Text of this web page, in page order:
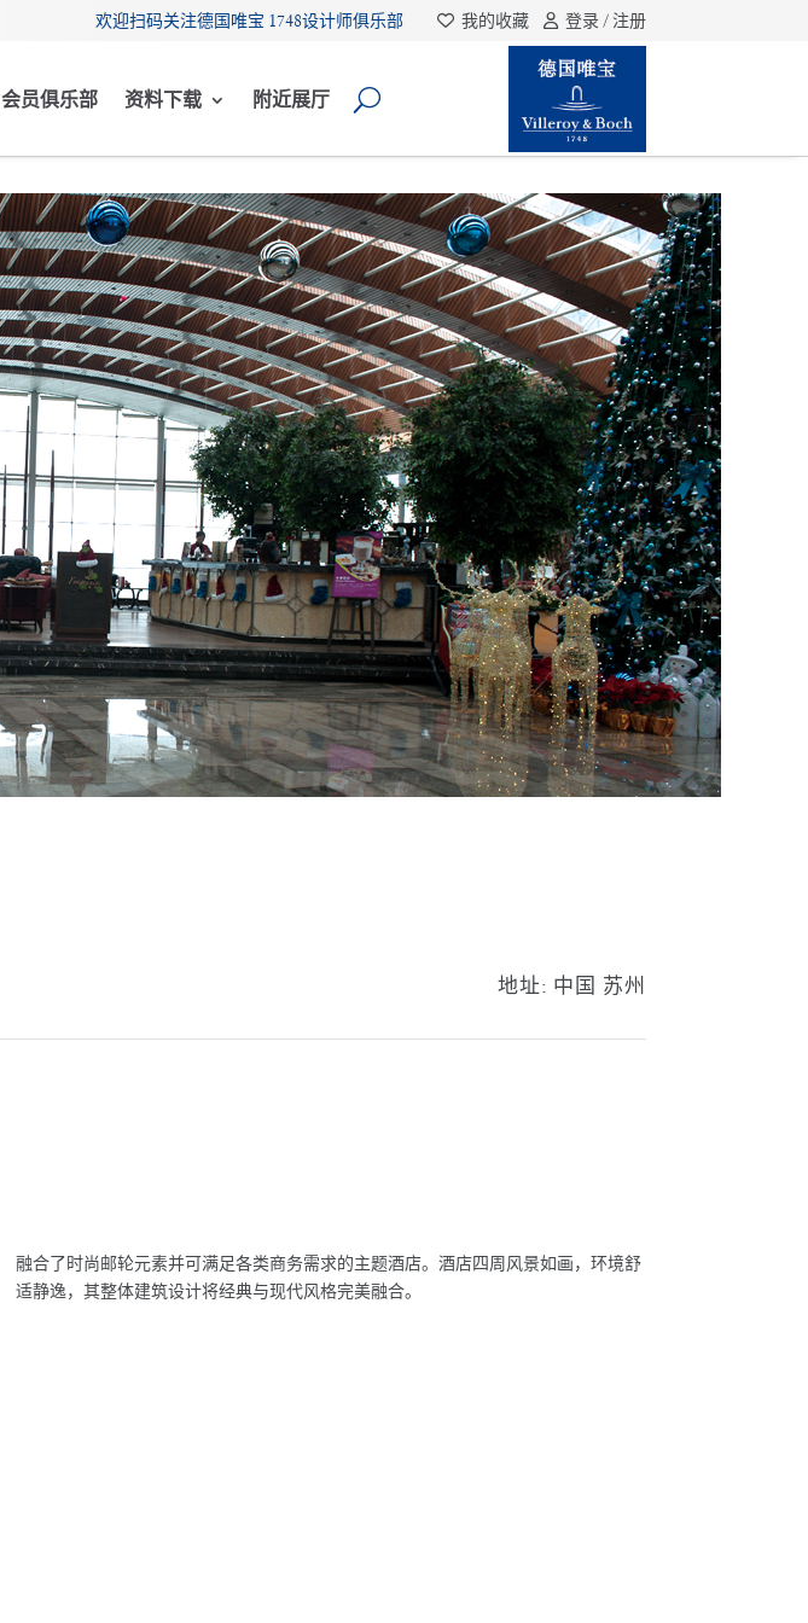
欢迎扫码关注德国唯宝 1748设计师俱乐部 我的收藏 登录 / 注册
会员俱乐部 资料下载 附近展厅
地址: 中国 苏州
融合了时尚邮轮元素并可满足各类商务需求的主题酒店。酒店四周风景如画，环境舒
适静逸，其整体建筑设计将经典与现代风格完美融合。